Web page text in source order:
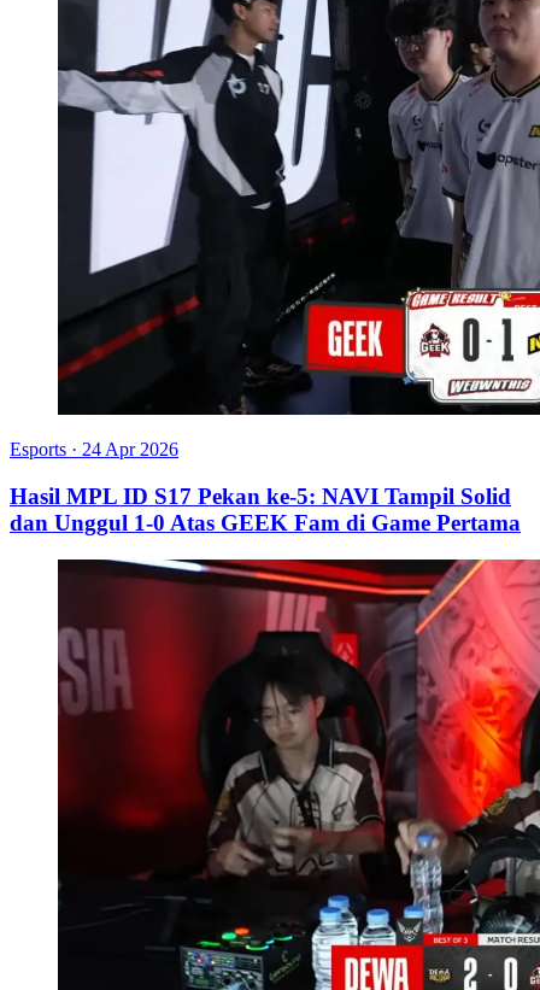
Esports · 24 Apr 2026
Hasil MPL ID S17 Pekan ke-5: NAVI Tampil Solid
dan Unggul 1-0 Atas GEEK Fam di Game Pertama